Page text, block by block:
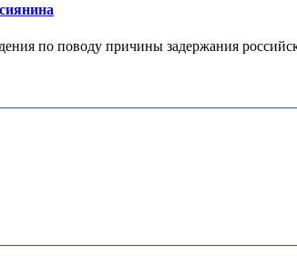
по поводу причины задержания